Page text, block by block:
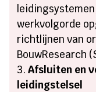
werkvolgorde
richtlijnen van
BouwResearch
Afsluiten en
leidingstelsel